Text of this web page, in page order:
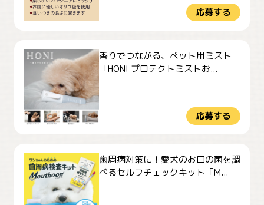
応募する
香りでつながる、ペット用ミスト
「HONI プロテクトミストお...
応募する
歯周病対策に！愛犬のお口の菌を調
べるセルフチェックキット「M...